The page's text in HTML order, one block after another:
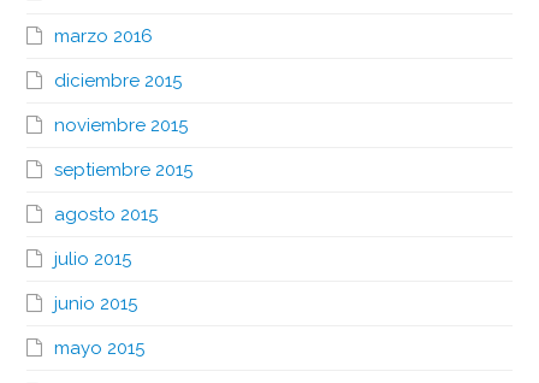
marzo 2016
diciembre 2015
noviembre 2015
septiembre 2015
agosto 2015
julio 2015
junio 2015
mayo 2015